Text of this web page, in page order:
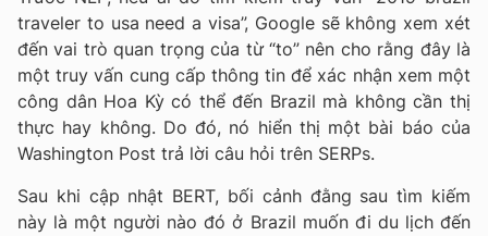
traveler to usa need a visa”, Google sẽ không xem xét
đến vai trò quan trọng của từ “to” nên cho rằng đây là
một truy vấn cung cấp thông tin để xác nhận xem một
công dân Hoa Kỳ có thể đến Brazil mà không cần thị
thực hay không. Do đó, nó hiển thị một bài báo của
Washington Post trả lời câu hỏi trên SERPs.
Sau khi cập nhật BERT, bối cảnh đằng sau tìm kiếm
này là một người nào đó ở Brazil muốn đi du lịch đến